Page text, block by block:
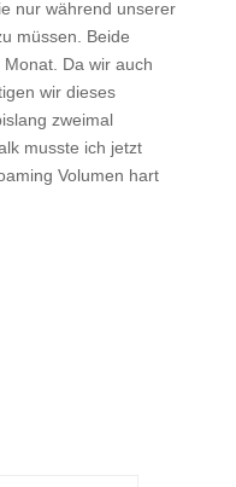
nur während unserer
müssen. Beide
Da wir auch
wir dieses
zweimal
musste ich jetzt
Volumen hart